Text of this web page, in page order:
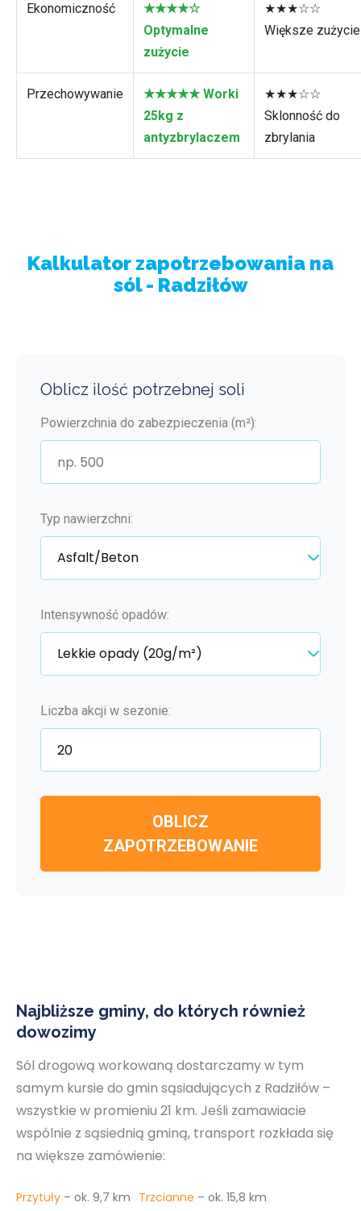
Ekonomiczność
★★★★☆
Optymalne
zużycie
★★★☆☆
Większe zużycie
Przechowywanie
★★★★★ Worki
25kg z
antyzbrylaczem
★★★☆☆
Sklonność do
zbrylania
Kalkulator zapotrzebowania na
sól - Radziłów
Oblicz ilość potrzebnej soli
Powierzchnia do zabezpieczenia (m²):
Typ nawierzchni:
Intensywność opadów:
Liczba akcji w sezonie:
OBLICZ
ZAPOTRZEBOWANIE
Najbliższe gminy, do których również
dowozimy
Sól drogową workowaną dostarczamy w tym
samym kursie do gmin sąsiadujących z Radziłów –
wszystkie w promieniu 21 km. Jeśli zamawiacie
wspólnie z sąsiednią gminą, transport rozkłada się
na większe zamówienie:
Przytuły – ok. 9,7 km Trzcianne – ok. 15,8 km